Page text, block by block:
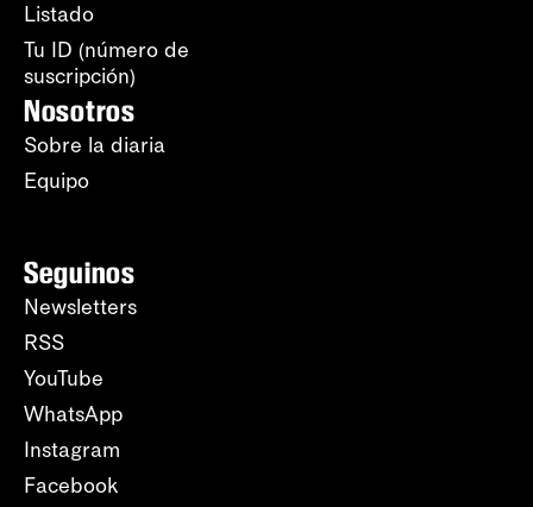
Listado
Tu ID (número de
suscripción)
Nosotros
Sobre la diaria
Equipo
Seguinos
Newsletters
RSS
YouTube
WhatsApp
Instagram
Facebook